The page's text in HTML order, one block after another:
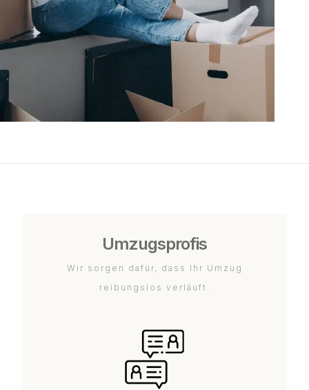
Umzugsprofis
Wir sorgen dafür, dass Ihr Umzug
reibungslos verläuft.